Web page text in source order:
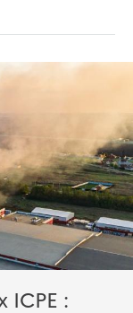
ICPE :